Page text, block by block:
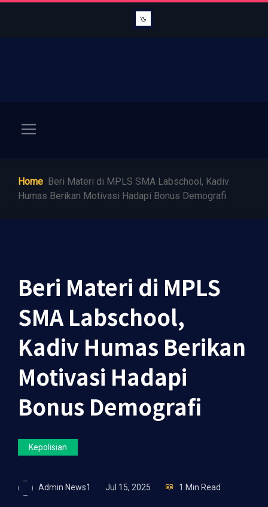
Home Beri Materi di MPLS SMA Labschool, Kadiv
Humas Berikan Motivasi Hadapi Bonus Demografi
Beri Materi di MPLS
SMA Labschool,
Kadiv Humas Berikan
Motivasi Hadapi
Bonus Demografi
Kepolisian
Admin News1 Jul 15, 2025 1 Min Read